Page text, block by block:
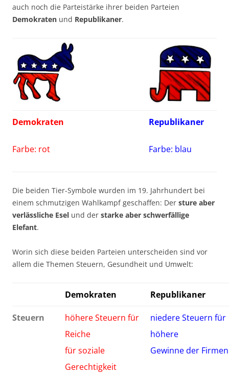
auch noch die Parteistärke ihrer beiden Parteien
Demokraten und Republikaner.
Demokraten
Farbe: rot
Republikaner
Farbe: blau
Die beiden Tier-Symbole wurden im 19. Jahrhundert bei
einem schmutzigen Wahlkampf geschaffen: Der sture aber
verlässliche Esel und der starke aber schwerfällige
Elefant.
Worin sich diese beiden Parteien unterscheiden sind vor
allem die Themen Steuern, Gesundheit und Umwelt:
Demokraten Republikaner
Steuern
höhere Steuern für
Reiche
für soziale
Gerechtigkeit
niedere Steuern für
höhere
Gewinne der Firmen